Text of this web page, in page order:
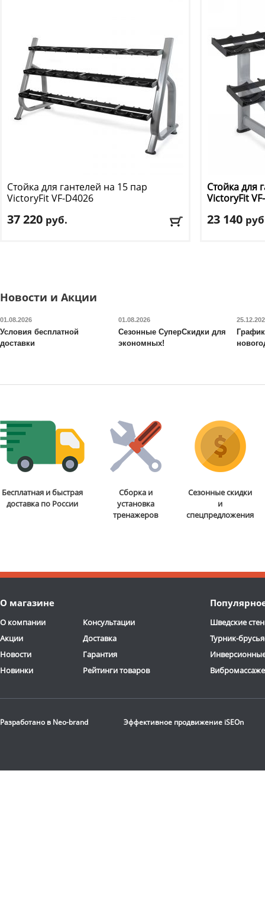
Стойка для гантелей на 15 пар
VictoryFitVF-D4026
37 220 руб.
Стойка для
VictoryFit
23 140
Новости и Акции
01.08.2026
Условия бесплатной
доставки
01.08.2026
Сезонные СуперСкидки для
экономных!
Бесплатная и быстрая
доставка по России
Сборка и
установка
тренажеров
Сезонные скидки
и
спецпредложения
О магазине
О компании
Акции
Новости
Новинки
Консультации
Доставка
Гарантия
Рейтинги товаров
Шведские
Турник-
Разработано в Neo-brand Эффективное продвижение iSEOn